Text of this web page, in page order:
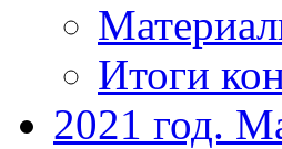
Итоги
2021 год.